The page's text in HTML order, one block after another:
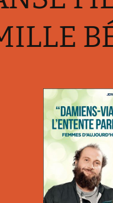
Leenwoord-oefeningen
Les 4:
Les 5:
Les 7:
Les 8: